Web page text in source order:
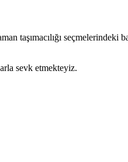
taşımacılığı seçmelerindeki
sevk etmekteyiz.